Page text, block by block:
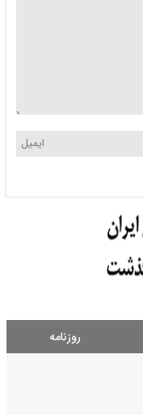
روزنامه